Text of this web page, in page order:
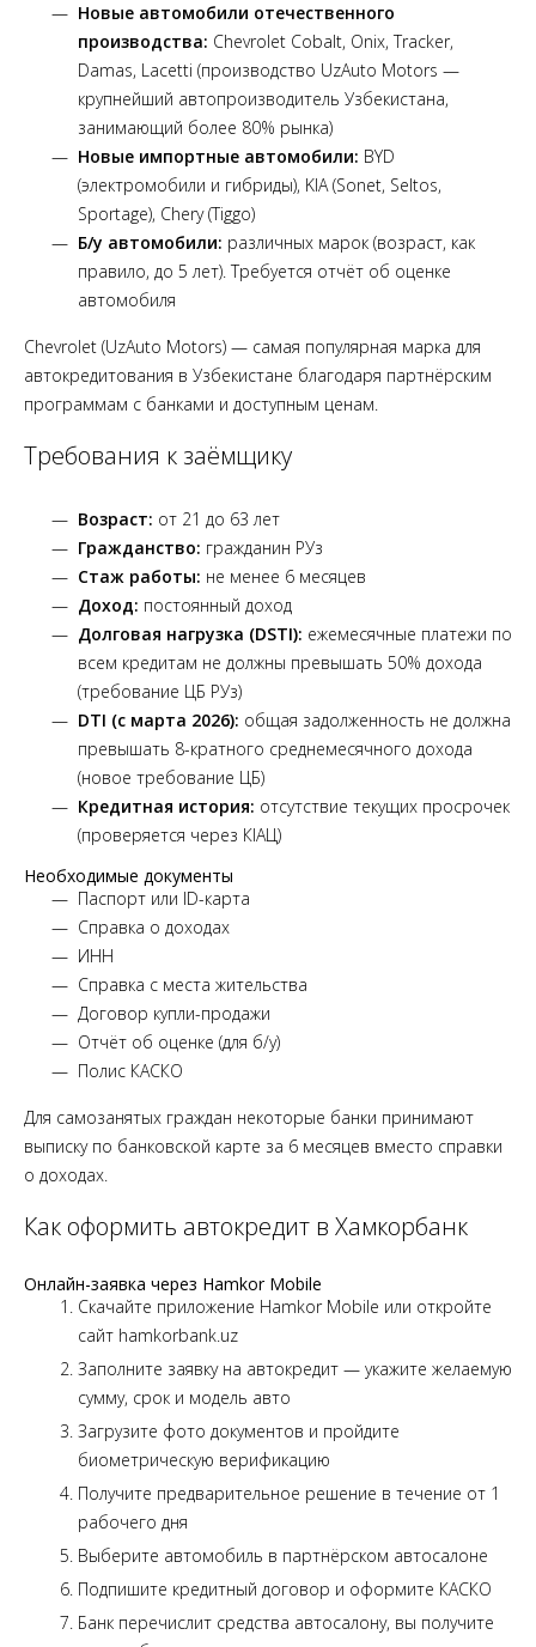
Новые автомобили отечественного
производства: Chevrolet Cobalt, Onix, Tracker,
Damas, Lacetti (производство UzAuto Motors —
крупнейший автопроизводитель Узбекистана,
занимающий более 80% рынка)
Новые импортные автомобили: BYD
(электромобили и гибриды), KIA (Sonet, Seltos,
Sportage), Chery (Tiggo)
Б/у автомобили: различных марок (возраст, как
правило, до 5 лет). Требуется отчёт об оценке
автомобиля
Chevrolet (UzAuto Motors) — самая популярная марка для
автокредитования в Узбекистане благодаря партнёрским
программам с банками и доступным ценам.
Требования к заёмщику
Возраст: от 21 до 63 лет
Гражданство: гражданин РУз
Стаж работы: не менее 6 месяцев
Доход: постоянный доход
Долговая нагрузка (DSTI): ежемесячные платежи по
всем кредитам не должны превышать 50% дохода
(требование ЦБ РУз)
DTI (с марта 2026): общая задолженность не должна
превышать 8-кратного среднемесячного дохода
(новое требование ЦБ)
Кредитная история: отсутствие текущих просрочек
(проверяется через КІАЦ)
Необходимые документы
Паспорт или ID-карта
Справка о доходах
ИНН
Справка с места жительства
Договор купли-продажи
Отчёт об оценке (для б/у)
Полис КАСКО
Для самозанятых граждан некоторые банки принимают
выписку по банковской карте за 6 месяцев вместо справки
о доходах.
Как оформить автокредит в Хамкорбанк
Онлайн-заявка через Hamkor Mobile
Скачайте приложение Hamkor Mobile или откройте
сайт hamkorbank.uz
Заполните заявку на автокредит — укажите желаемую
сумму, срок и модель авто
Загрузите фото документов и пройдите
биометрическую верификацию
Получите предварительное решение в течение от 1
рабочего дня
Выберите автомобиль в партнёрском автосалоне
Подпишите кредитный договор и оформите КАСКО
Банк перечислит средства автосалону, вы получите